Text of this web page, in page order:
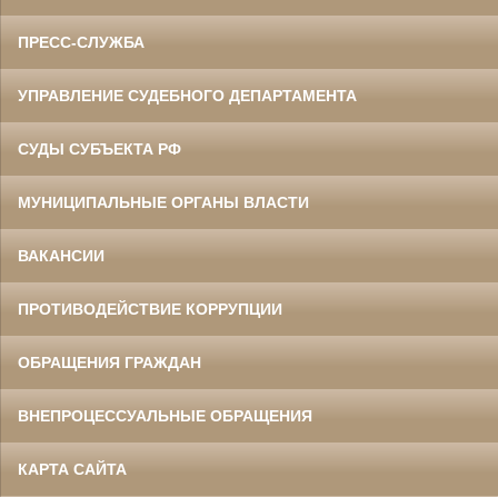
ПРЕСС-СЛУЖБА
УПРАВЛЕНИЕ СУДЕБНОГО ДЕПАРТАМЕНТА
СУДЫ СУБЪЕКТА РФ
МУНИЦИПАЛЬНЫЕ ОРГАНЫ ВЛАСТИ
ВАКАНСИИ
ПРОТИВОДЕЙСТВИЕ КОРРУПЦИИ
ОБРАЩЕНИЯ ГРАЖДАН
ВНЕПРОЦЕССУАЛЬНЫЕ ОБРАЩЕНИЯ
КАРТА САЙТА